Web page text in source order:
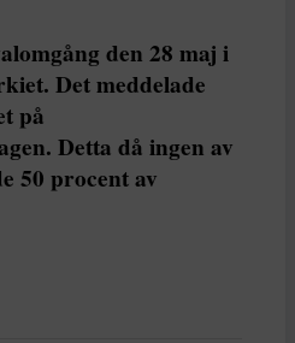
den 28 maj i
Det meddelade
på
Detta då ingen av
50 procent av